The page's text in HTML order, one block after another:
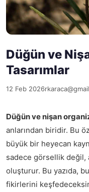
Düğün ve
Tasarımlar
12 Feb 2026
Düğün ve nişan
anlarından biridir. Bu
büyük bir heyecan
sadece görsellik değil,
oluşturur. Bu yazıda,
fikirlerini